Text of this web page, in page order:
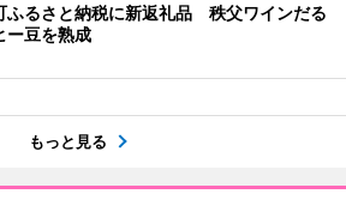
ふるさと納税に新返礼品 秩父ワインだる
ー豆を熟成
もっと見る